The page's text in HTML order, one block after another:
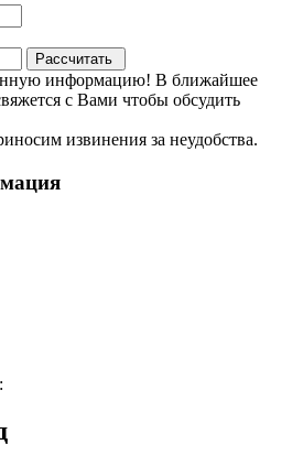
информацию! В ближайшее
с Вами чтобы обсудить
извинения за неудобства.